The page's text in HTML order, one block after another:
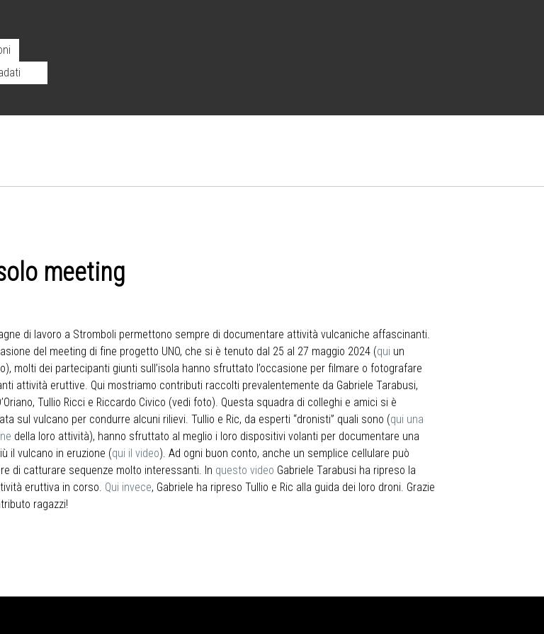
meeting
di lavoro a Stromboli permettono sempre di documentare attività vulcaniche affascinanti.
del meeting di fine progetto UNO, che si è tenuto dal 25 al 27 maggio 2024 (qui un
molti dei partecipanti giunti sull’isola hanno sfruttato l’occasione per filmare o fotografare
attività eruttive. Qui mostriamo contributi raccolti prevalentemente da Gabriele Tarabusi,
Tullio Ricci e Riccardo Civico (vedi foto). Questa squadra di colleghi e amici si è
sul vulcano per condurre alcuni rilievi. Tullio e Ric, da esperti “dronisti” quali sono (qui una
della loro attività), hanno sfruttato al meglio i loro dispositivi volanti per documentare una
il vulcano in eruzione (qui il video). Ad ogni buon conto, anche un semplice cellulare può
di catturare sequenze molto interessanti. In questo video Gabriele Tarabusi ha ripreso la
eruttiva in corso. Qui invece, Gabriele ha ripreso Tullio e Ric alla guida dei loro droni. Grazie
ragazzi!